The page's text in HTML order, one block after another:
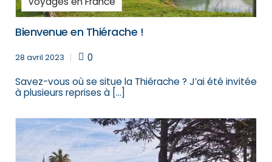
Bienvenue en Thiérache !
28 avril 2023
0
Savez-vous où se situe la Thiérache ? J’ai été invitée
à plusieurs reprises à […]